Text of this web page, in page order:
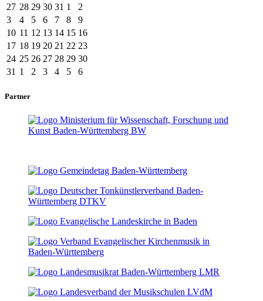
27 28 29 30 31 1
2
3
4 5 6 7 8
9
10 11 12 13 14 15 16
17 18 19 20 21 22 23
24 25 26 27 28 29 30
31 1 2 3 4 5 6
Partner